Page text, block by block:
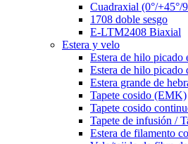
Cuadraxial (0°/+45°/
1708 doble sesgo
E-LTM2408 Biaxial
Estera y velo
Estera de hilo picado
Estera de hilo picado
Estera grande de
Tapete cosido (EMK)
Tapete cosido
Tapete de infusión /
Estera de filamento